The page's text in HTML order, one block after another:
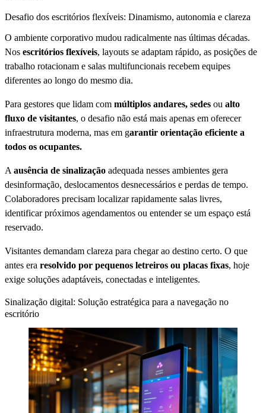
Desafio dos escritórios flexíveis: Dinamismo, autonomia e clareza
O ambiente corporativo mudou radicalmente nas últimas décadas.
Nos escritórios flexíveis, layouts se adaptam rápido, as posições de
trabalho rotacionam e salas multifuncionais recebem equipes
diferentes ao longo do mesmo dia.
Para gestores que lidam com múltiplos andares, sedes ou alto
fluxo de visitantes, o desafio não está mais apenas em oferecer
infraestrutura moderna, mas em garantir orientação eficiente a
todos os ocupantes.
A ausência de sinalização adequada nesses ambientes gera
desinformação, deslocamentos desnecessários e perdas de tempo.
Colaboradores precisam localizar rapidamente salas livres,
identificar próximos agendamentos ou entender se um espaço está
reservado.
Visitantes demandam clareza para chegar ao destino certo. O que
antes era resolvido por pequenos letreiros ou placas fixas, hoje
exige soluções adaptáveis, conectadas e inteligentes.
Sinalização digital: Solução estratégica para a navegação no
escritório